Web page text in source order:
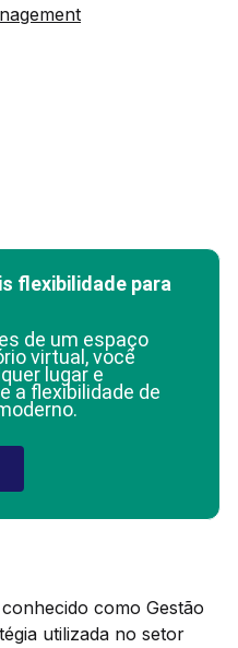
flexibilidade para
de um espaço
virtual, você
lugar e
a flexibilidade de
como Gestão
utilizada no setor